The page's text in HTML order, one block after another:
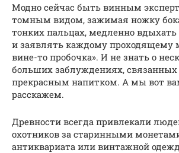
Модно сейчас быть винным
томным видом, зажимая ножку
тонких пальцах, медленно
и заявлять каждому проходящему
вине-то пробочка». И не знать о
больших заблуждениях, связанных
прекрасным напитком. А мы вот
расскажем.
Древности всегда привлекали
охотников за старинными
антиквариата или винтажной